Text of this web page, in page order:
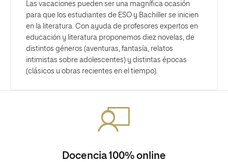
Las vacaciones pueden ser una magnífica ocasión
para que los estudiantes de ESO y Bachiller se inicien
en la literatura. Con ayuda de profesores expertos en
educación y literatura proponemos diez novelas, de
distintos géneros (aventuras, fantasía, relatos
intimistas sobre adolescentes) y distintas épocas
(clásicos u obras recientes en el tiempo).
Docencia 100% online